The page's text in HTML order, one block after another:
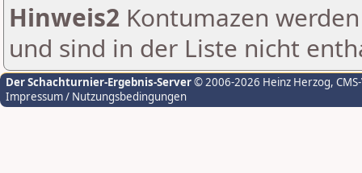
Hinweis2 Kontumazen
und sind in der Liste nicht
Der Schachturnier-Ergebnis-Server© 2006-2026 Heinz Herzog,
Impressum / Nutzungsbedingungen